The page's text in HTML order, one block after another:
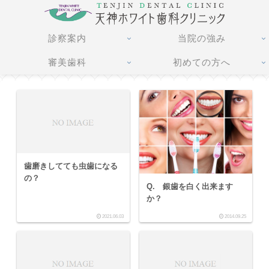
診察案内 当院の強み
審美歯科 初めての方へ
歯磨きしてても虫歯になる
の？
2021.06.03
Q. 銀歯を白く出来ます
か？
2014.09.25